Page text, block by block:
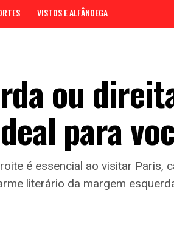
VISTOS E ALFÂNDEGA
ou
para
é essencial ao visitar Paris,
literário da margem